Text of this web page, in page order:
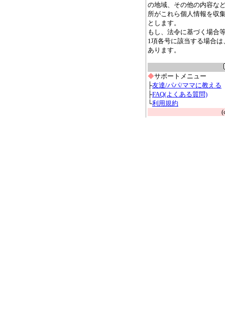
の地域、その他の内容な
所がこれら個人情報を収
とします。
もし、法令に基づく場合
1項各号に該当する場合
あります。
◆サポートメニュー
├友達/パパ/ママに教える
├FAQ(よくある質問)
└利用規約